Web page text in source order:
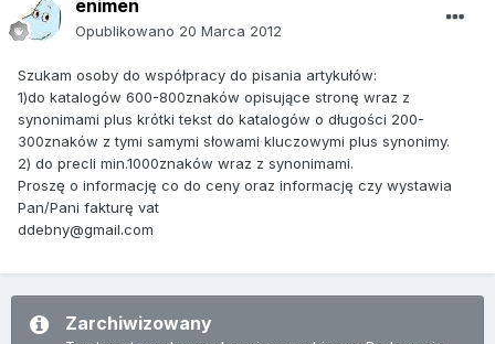
enimen
Opublikowano 20 Marca 2012
Szukam osoby do współpracy do pisania artykułów:
1)do katalogów 600-800znaków opisujące stronę wraz z
synonimami plus krótki tekst do katalogów o długości 200-
300znaków z tymi samymi słowami kluczowymi plus synonimy.
2) do precli min.1000znaków wraz z synonimami.
Proszę o informację co do ceny oraz informację czy wystawia
Pan/Pani fakturę vat
ddebny@gmail.com
Zarchiwizowany